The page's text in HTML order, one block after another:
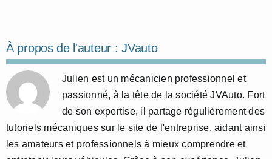
À propos de l'auteur :JVauto
Julien est un mécanicien professionnel et
passionné, à la tête de la société JVAuto. Fort
de son expertise, il partage régulièrement des
tutoriels mécaniques sur le site de l'entreprise, aidant ainsi
les amateurs et professionnels à mieux comprendre et